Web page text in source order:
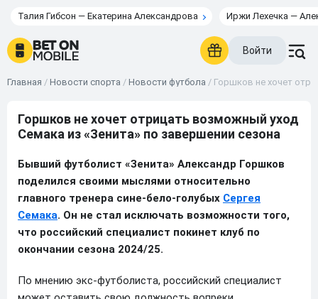
Талия Гибсон — Екатерина Александрова Иржи Лехечка —
Войти
Главная / Новости спорта / Новости футбола / Горшков не хочет
Горшков не хочет отрицать возможный уход
Семака из «Зенита» по завершении сезона
Бывший футболист «Зенита» Александр Горшков
поделился своими мыслями относительно
главного тренера сине-бело-голубых Сергея
Семака. Он не стал исключать возможности того,
что российский специалист покинет клуб по
окончании сезона 2024/25.
По мнению экс-футболиста, российский специалист